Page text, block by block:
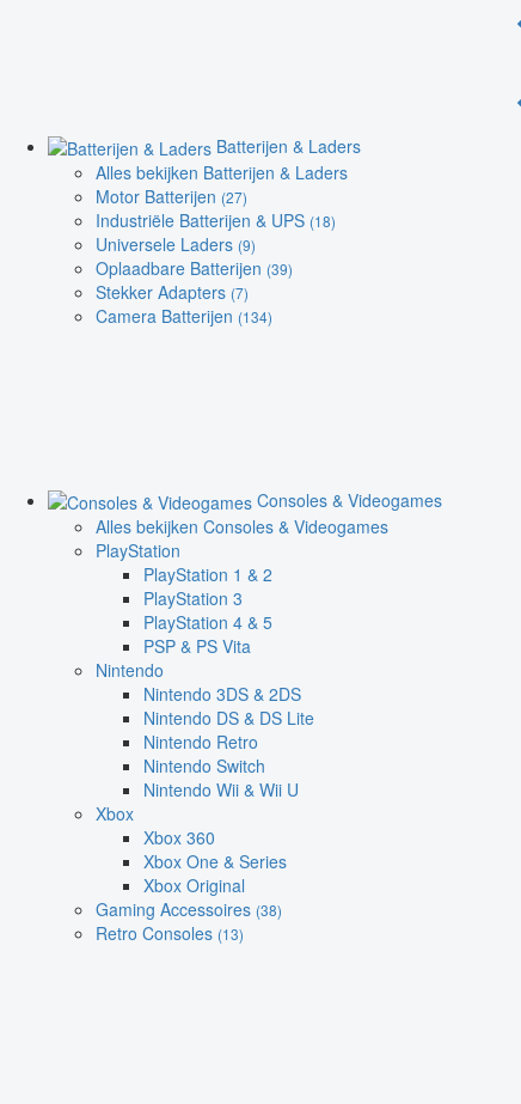
Batterijen & Laders
Alles bekijken Batterijen & Laders
Motor Batterijen (27)
Industriële Batterijen & UPS (18)
Universele Laders (9)
Oplaadbare Batterijen (39)
Stekker Adapters (7)
Camera Batterijen (134)
Consoles & Videogames
Alles bekijken Consoles & Videogames
PlayStation
PlayStation 1 & 2
PlayStation 3
PlayStation 4 & 5
PSP & PS Vita
Nintendo
Nintendo 3DS & 2DS
Nintendo DS & DS Lite
Nintendo Retro
Nintendo Switch
Nintendo Wii & Wii U
Xbox
Xbox 360
Xbox One & Series
Xbox Original
Gaming Accessoires (38)
Retro Consoles (13)